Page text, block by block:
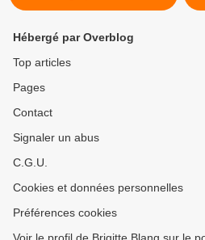
Hébergé par Overblog
Top articles
Pages
Contact
Signaler un abus
C.G.U.
Cookies et données personnelles
Préférences cookies